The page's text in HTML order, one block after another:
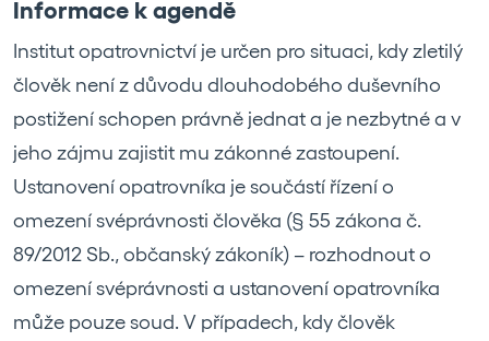
Informace k agendě
Institut opatrovnictví je určen pro situaci, kdy zletilý
člověk není z důvodu dlouhodobého duševního
postižení schopen právně jednat a je nezbytné a v
jeho zájmu zajistit mu zákonné zastoupení.
Ustanovení opatrovníka je součástí řízení o
omezení svéprávnosti člověka (§ 55 zákona č.
89/2012 Sb., občanský zákoník) – rozhodnout o
omezení svéprávnosti a ustanovení opatrovníka
může pouze soud. V případech, kdy člověk